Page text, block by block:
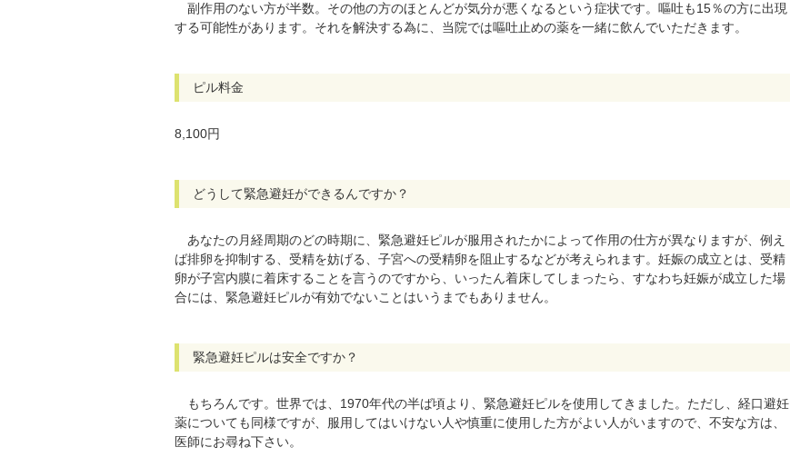
副作用のない方が半数。その他の方のほとんどが気分が悪くなるという症状です。嘔吐も15％の方に出現
する可能性があります。それを解決する為に、当院では嘔吐止めの薬を一緒に飲んでいただきます。
ピル料金
8,100円
どうして緊急避妊ができるんですか？
あなたの月経周期のどの時期に、緊急避妊ピルが服用されたかによって作用の仕方が異なりますが、例え
ば排卵を抑制する、受精を妨げる、子宮への受精卵を阻止するなどが考えられます。妊娠の成立とは、受精
卵が子宮内膜に着床することを言うのですから、いったん着床してしまったら、すなわち妊娠が成立した場
合には、緊急避妊ピルが有効でないことはいうまでもありません。
緊急避妊ピルは安全ですか？
もちろんです。世界では、1970年代の半ば頃より、緊急避妊ピルを使用してきました。ただし、経口避妊
薬についても同様ですが、服用してはいけない人や慎重に使用した方がよい人がいますので、不安な方は、
医師にお尋ね下さい。